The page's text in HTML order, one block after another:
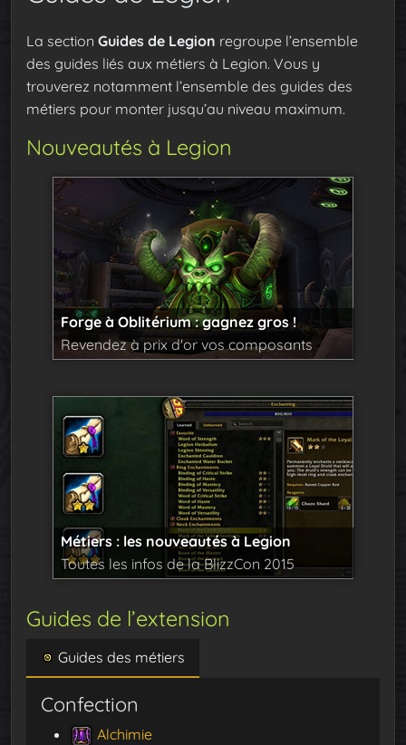
La section Guides de Legion regroupe l’ensemble
des guides liés aux métiers à Legion. Vous y
trouverez notamment l’ensemble des guides des
métiers pour monter jusqu’au niveau maximum.
Nouveautés à Legion
Forge à Oblitérium : gagnez gros !
Revendez à prix d'or vos composants
Métiers : les nouveautés à Legion
Toutes les infos de la BlizzCon 2015
Guides de l’extension
Guides des métiers
Confection
Alchimie